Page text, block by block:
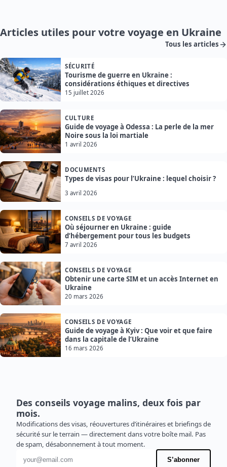
Articles utiles pour votre voyage en Ukraine
Tous les articles
SÉCURITÉ
Tourisme de guerre en Ukraine :
considérations éthiques et directives
15 juillet 2026
CULTURE
Guide de voyage à Odessa : La perle de la mer
Noire sous la loi martiale
1 avril 2026
DOCUMENTS
Types de visas pour l’Ukraine : lequel choisir ?
3 avril 2026
CONSEILS DE VOYAGE
Où séjourner en Ukraine : guide
d’hébergement pour tous les budgets
7 avril 2026
CONSEILS DE VOYAGE
Obtenir une carte SIM et un accès Internet en
Ukraine
20 mars 2026
CONSEILS DE VOYAGE
Guide de voyage à Kyiv : Que voir et que faire
dans la capitale de l’Ukraine
16 mars 2026
Des conseils voyage malins, deux fois par
mois.
Modifications des visas, réouvertures d’itinéraires et briefings de
sécurité sur le terrain — directement dans votre boîte mail. Pas
de spam, désabonnement à tout moment.
Adresse e-mail
S’abonner